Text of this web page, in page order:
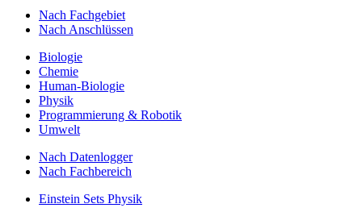
Nach Fachgebiet
Nach Anschlüssen
Biologie
Chemie
Human-Biologie
Physik
Programmierung & Robotik
Umwelt
Nach Datenlogger
Nach Fachbereich
Einstein Sets Physik